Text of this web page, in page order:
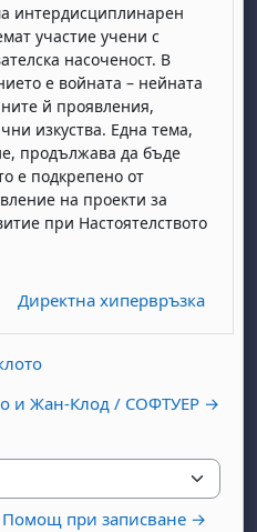
интердисциплинарен
участие учени с
насоченост. В
е войната – нейната
й проявления,
изкуства. Една тема,
продължава да бъде
е подкрепено от
на проекти за
при Настоятелството
Директна хипервръзка
и Жан-Клод / СОФТУЕР →
Помощ при записване →